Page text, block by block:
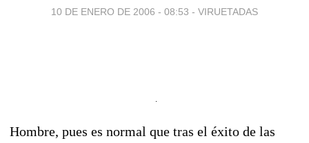
10 DE ENERO DE 2006 - 08:53 - VIRUETADAS
Hombre, pues es normal que tras el éxito de las